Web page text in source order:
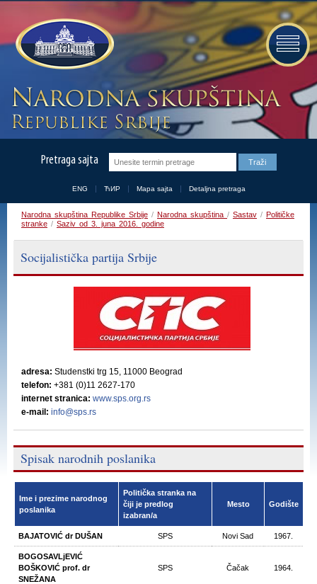
Pretraga sajta
ENG ЋИР Mapa sajta Detaljna pretraga
Narodna skupština Republike Srbije / Narodna skupština / Sastav / Političke
stranke / Saziv od 3. juna 2016. godine
Socijalistička partija Srbije
adresa: Studenstki trg 15, 11000 Beograd
telefon: +381 (0)11 2627-170
internet stranica: www.sps.org.rs
e-mail: info@sps.rs
Spisak narodnih poslanika
Ime i prezime narodnog
poslanika
Politička stranka na
čiji je predlog
izabran/a
Mesto Godište
BAJATOVIĆ dr DUŠAN SPS Novi Sad 1967.
BOGOSAVLjEVIĆ
BOŠKOVIĆ prof. dr
SNEŽANA
SPS Čačak 1964.